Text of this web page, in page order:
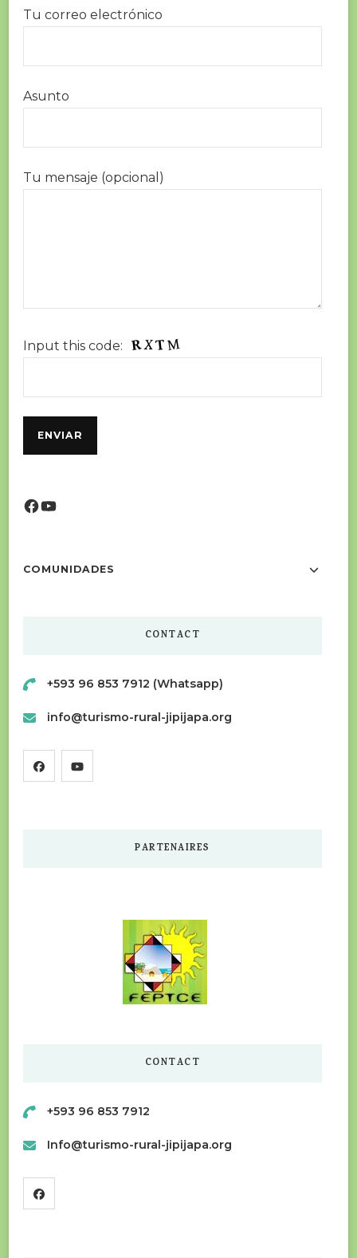
Tu correo electrónico
Asunto
Tu mensaje (opcional)
Input this code:
Facebook
COMUNIDADES
CONTACT
+593 96 853 7912 (Whatsapp)
info@turismo-rural-jipijapa.org
PARTENAIRES
CONTACT
+593 96 853 7912
Info@turismo-rural-jipijapa.org